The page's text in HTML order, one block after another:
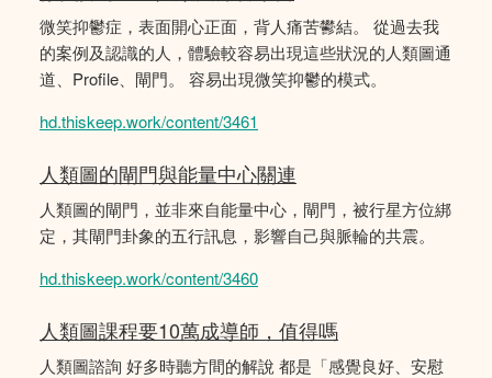
微笑抑鬱症，表面開心正面，背人痛苦鬰結。 從過去我
的案例及認識的人，體驗較容易出現這些狀況的人類圖通
道、Profile、閘門。 容易出現微笑抑鬱的模式。
hd.thiskeep.work/content/3461
人類圖的閘門與能量中心關連
人類圖的閘門，並非來自能量中心，閘門，被行星方位綁
定，其閘門卦象的五行訊息，影響自己與脈輪的共震。
hd.thiskeep.work/content/3460
人類圖課程要10萬成導師，值得嗎
人類圖諮詢 好多時聽方間的解說 都是「感覺良好、安慰